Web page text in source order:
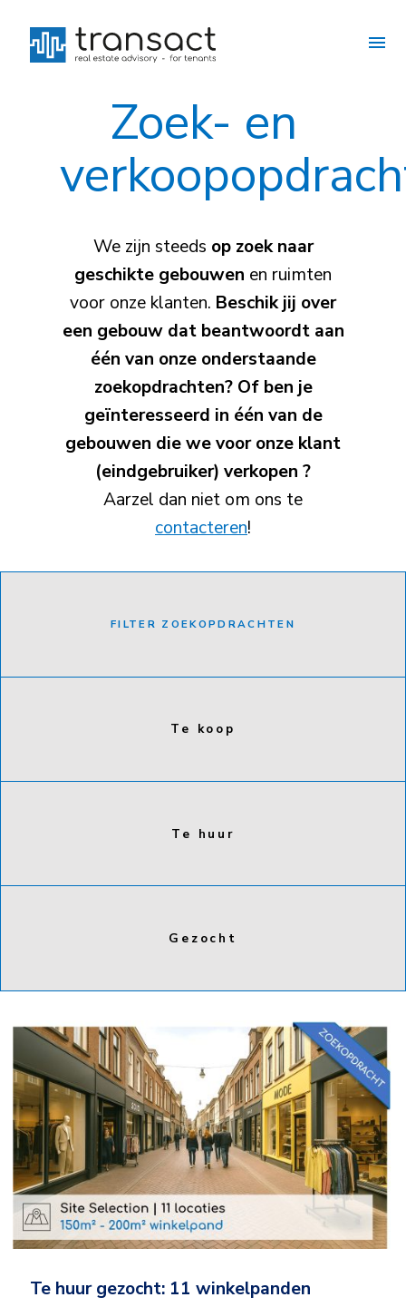
Zoek- en
We zijn steeds op zoek naar
geschikte gebouwen en ruimten
voor onze klanten. Beschik jij over
een gebouw dat beantwoordt aan
één van onze onderstaande
zoekopdrachten? Of ben je
geïnteresseerd in één van de
gebouwen die we voor onze klant
(eindgebruiker) verkopen ?
Aarzel dan niet om ons te
contacteren!
FILTER ZOEKOPDRACHTEN
Te koop
Te huur
Gezocht
Te huur gezocht: 11 winkelpanden